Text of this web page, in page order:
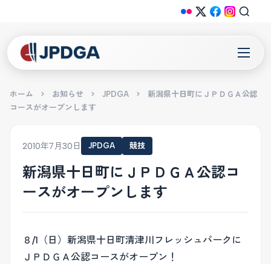
ホーム > お知らせ > JPDGA >
新潟県十日町にＪＰＤＧＡ公認
コースがオープンします
2010年7月30日 JPDGA 競技
新潟県十日町にＪＰＤＧＡ公認コ
ースがオープンします
８/1（日）新潟県十日町清津川フレッシュパークに
ＪＰＤＧＡ公認コースがオープン！